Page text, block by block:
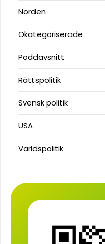
Norden
Okategoriserade
Poddavsnitt
Rättspolitik
Svensk politik
USA
Världspolitik